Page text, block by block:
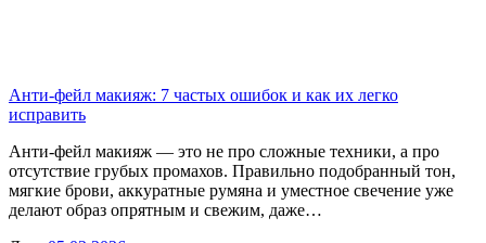
Анти-фейл макияж: 7 частых ошибок и как их легко
исправить
Анти-фейл макияж — это не про сложные техники, а про
отсутствие грубых промахов. Правильно подобранный тон,
мягкие брови, аккуратные румяна и уместное свечение уже
делают образ опрятным и свежим, даже…